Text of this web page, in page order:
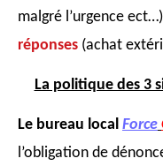
malgré l’urgence ect…)
réponses (achat
La politique des 3
Le bureau local Force
l’obligation de